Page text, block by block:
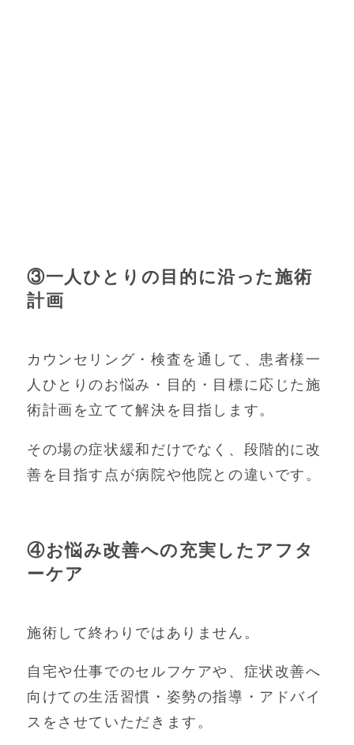
③一人ひとりの目的に沿った施術
計画
カウンセリング・検査を通して、患者様一
人ひとりのお悩み・目的・目標に応じた施
術計画を立てて解決を目指します。
その場の症状緩和だけでなく、段階的に改
善を目指す点が病院や他院との違いです。
④お悩み改善への充実したアフタ
ーケア
施術して終わりではありません。
自宅や仕事でのセルフケアや、症状改善へ
向けての生活習慣・姿勢の指導・アドバイ
スをさせていただきます。